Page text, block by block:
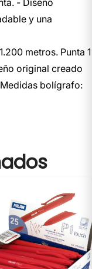
- Diseño
y una
metros. Punta 1
original creado
bolígrafo: